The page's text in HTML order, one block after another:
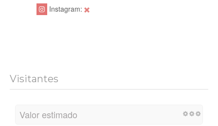
Instagram:
Visitantes
Valor estimado